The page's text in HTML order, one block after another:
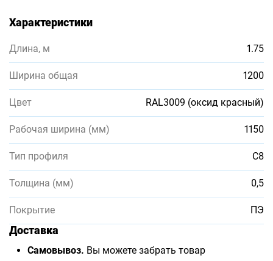
Характеристики
Длина, м 1.75
Ширина общая 1200
Цвет RAL3009 (оксид красный)
Рабочая ширина (мм) 1150
Тип профиля С8
Толщина (мм) 0,5
Покрытие ПЭ
Доставка
Самовывоз. Вы можете забрать товар